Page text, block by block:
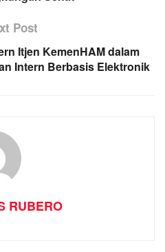
Post
Itjen KemenHAM dalam
Intern Berbasis Elektronik
RUBERO